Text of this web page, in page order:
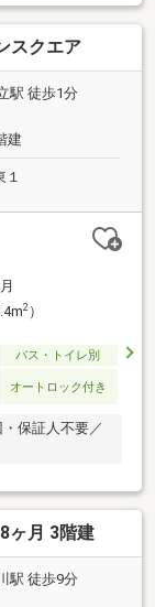
スクエア
駅 徒歩1分
建
2）
バス・トイレ別
オートロック付き
保証人不要／
ヶ月 3階建
駅 徒歩9分